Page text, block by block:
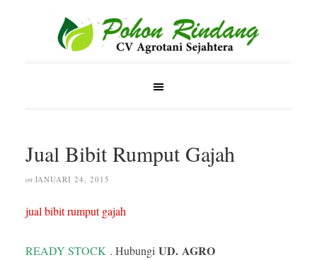
Jual Bibit Rumput Gajah
on JANUARI 24, 2015
jual bibit rumput gajah
READY STOCK . Hubungi UD. AGRO